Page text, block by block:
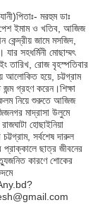
মরহুম ডাঃ
ইমাম ও খতিব, আজিজ
জামে মসজিদ,
সহধর্মিনী মোছাম্মৎ
তারিখ, রোজ বৃহস্পতিবার
হয়ে, চট্টগ্রাম
গ্রহণ করেন।শিক্ষা
কলম নিয়ে শুরুতে আজিজ
মাদ্রাসা উলুমে
হোছাইনিয়া
সর্বশেষ দারুল
ছাত্র জীবনের
কারণে শোকের